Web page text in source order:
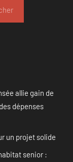
allie gain de
dépenses
un projet solide
senior :